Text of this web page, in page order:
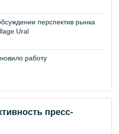
перспектив рынка
Ural
работу
пресс-